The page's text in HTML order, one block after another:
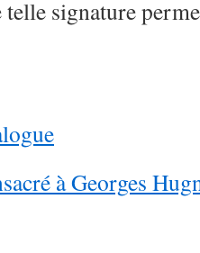
telle signature
à Georges